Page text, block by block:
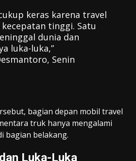
keras karena travel
tinggi. Satu
dunia dan
luka-luka,”
Senin
bagian depan mobil travel
truk hanya mengalami
bagian belakang.
Luka-Luka